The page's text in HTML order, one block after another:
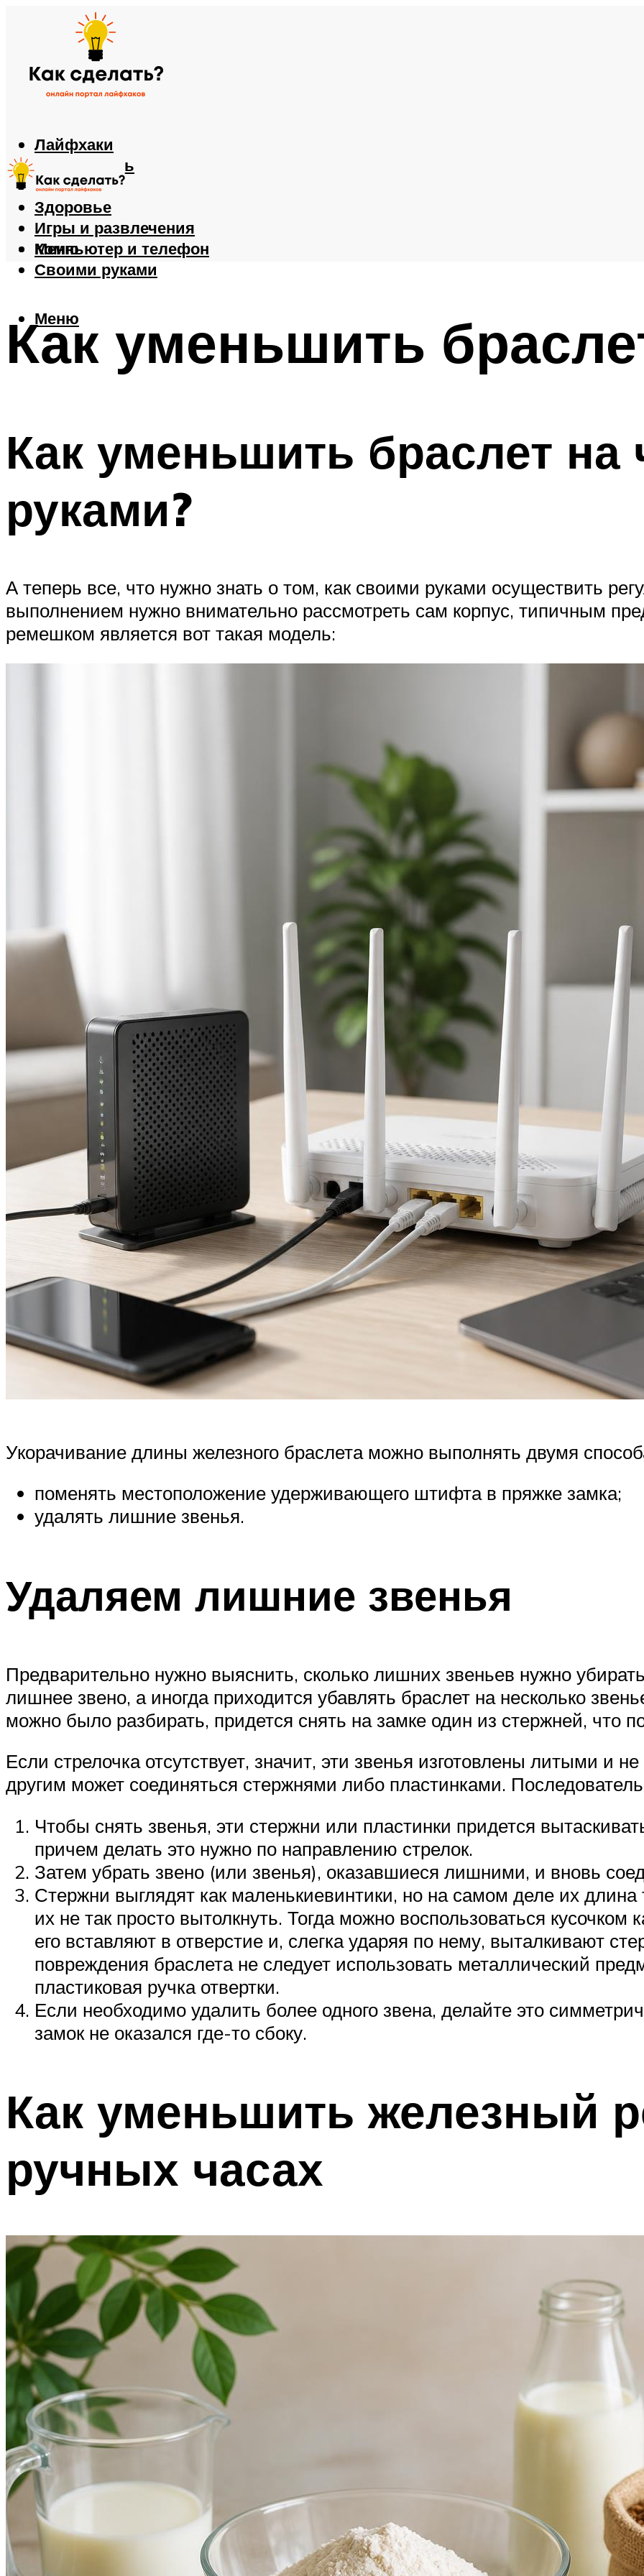
Лайфхаки
Автомобиль
Еда
Здоровье
Игры и развлечения
Компьютер и телефон
Своими руками
Меню
Меню
Как уменьшить
Как уменьшить браслет на
руками?
А теперь все, что нужно знать о том, как своими руками осуществить
выполнением нужно внимательно рассмотреть сам корпус, типичным
ремешком является вот такая модель:
Укорачивание длины железного браслета можно выполнять двумя
поменять местоположение удерживающего штифта в пряжке замка;
удалять лишние звенья.
Удаляем лишние звенья
Предварительно нужно выяснить, сколько лишних звеньев нужно
лишнее звено, а иногда приходится убавлять браслет на несколько
можно было разбирать, придется снять на замке один из стержней, что
Если стрелочка отсутствует, значит, эти звенья изготовлены литыми и
другим может соединяться стержнями либо пластинками.
Чтобы снять звенья, эти стержни или пластинки придется
причем делать это нужно по направлению стрелок.
Затем убрать звено (или звенья), оказавшиеся лишними, и вновь
Стержни выглядят как маленькиевинтики, но на самом деле их длина
их не так просто вытолкнуть. Тогда можно воспользоваться
его вставляют в отверстие и, слегка ударяя по нему, выталкивают
повреждения браслета не следует использовать металлический
пластиковая ручка отвертки.
Если необходимо удалить более одного звена, делайте это
замок не оказался где-то сбоку.
Как уменьшить железный
ручных часах